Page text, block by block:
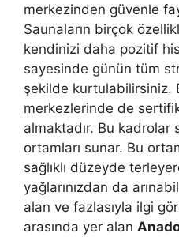
merkezinden güvenle
Saunaların birçok
kendinizi daha pozitif
sayesinde günün tüm
şekilde kurtulabilirsiniz.
merkezlerinde de
almaktadır. Bu kadrolar
ortamları sunar. Bu
sağlıklı düzeyde
yağlarınızdan da
alan ve fazlasıyla ilgi
arasında yer alan